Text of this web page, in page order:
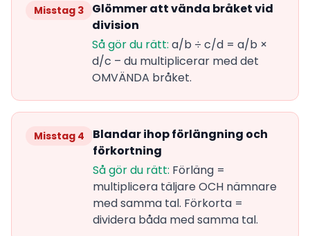
Misstag 3
Glömmer att vända bråket vid
division
Så gör du rätt: a/b ÷ c/d = a/b ×
d/c – du multiplicerar med det
OMVÄNDA bråket.
Misstag 4
Blandar ihop förlängning och
förkortning
Så gör du rätt: Förläng =
multiplicera täljare OCH nämnare
med samma tal. Förkorta =
dividera båda med samma tal.